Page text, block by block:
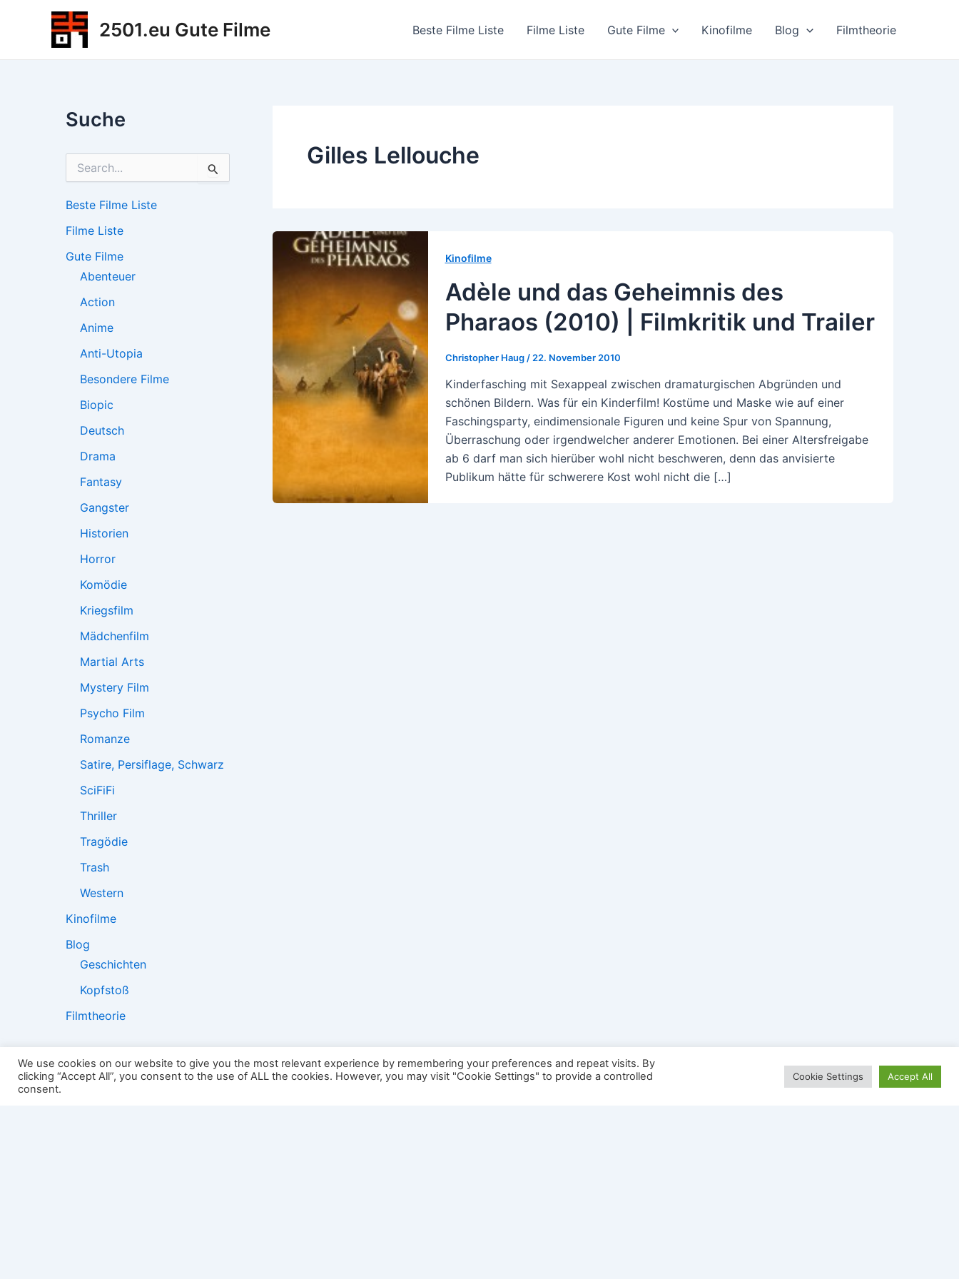
2501.eu Gute Filme Beste Filme Liste Filme Liste Gute Filme Kinofilme Blog Filmtheorie
Suche
h
n
a
Beste Filme Liste
Filme Liste
Gute Filme
Abenteuer
Action
Anime
Anti-Utopia
Besondere Filme
Biopic
Deutsch
Drama
Fantasy
Gangster
Historien
Horror
Komödie
Kriegsfilm
Mädchenfilm
Martial Arts
Mystery Film
Psycho Film
Romanze
Satire, Persiflage, Schwarz
SciFiFi
Thriller
Tragödie
Trash
Western
Kinofilme
Blog
Geschichten
Kopfstoß
Filmtheorie
Gilles Lellouche
Kinofilme
Adèle und das Geheimnis des
Pharaos (2010) | Filmkritik und Trailer
Christopher Haug / 22. November 2010
Kinderfasching mit Sexappeal zwischen dramaturgischen Abgründen und
schönen Bildern. Was für ein Kinderfilm! Kostüme und Maske wie auf einer
Faschingsparty, eindimensionale Figuren und keine Spur von Spannung,
Überraschung oder irgendwelcher anderer Emotionen. Bei einer Altersfreigabe
ab 6 darf man sich hierüber wohl nicht beschweren, denn das anvisierte
Publikum hätte für schwerere Kost wohl nicht die […]
2501:
We use cookies on our website to give you the most relevant experience by remembering your preferences and repeat visits. By
clicking “Accept All”, you consent to the use of ALL the cookies. However, you may visit "Cookie Settings" to provide a controlled
consent.
Cookie Settings Accept All